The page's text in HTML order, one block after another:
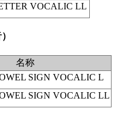
VOCALIC LL
名称
SIGN VOCALIC L
SIGN VOCALIC LL